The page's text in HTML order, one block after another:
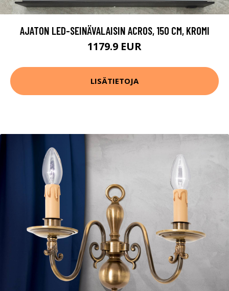
AJATON LED-SEINÄVALAISIN ACROS, 150 CM, KROMI
1179.9 EUR
LISÄTIETOJA